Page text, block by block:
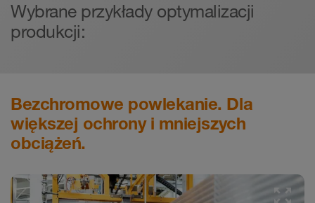
Wybrane przykłady optymalizacji
produkcji:
Bezchromowe powlekanie. Dla
większej ochrony i mniejszych
obciążeń.